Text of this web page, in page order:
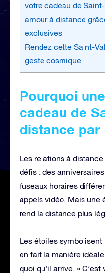
votre cadeau de
amour à distance
exclusives
Rendez cette Saint-
geste cosmique
Pourquoi
cadeau de
distance par
Les relations à
défis : des
fuseaux horaires
appels vidéo. Mais une
rend la distance plus
Les étoiles symbolisent
en fait la manière
quoi qu’il arrive. »